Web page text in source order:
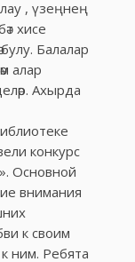
, үзеңнең
хисе
булу. Балалар
алар
Ахырда
конкурс
Основной
внимания
к своим
ним. Ребята